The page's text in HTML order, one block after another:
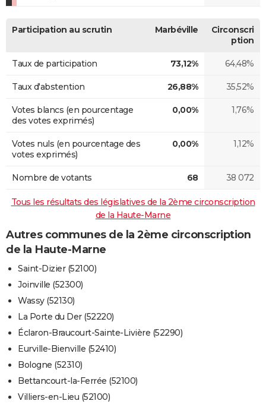
Participation au scrutin Marbéville
Circonscri
ption
Taux de participation 73,12% 64,48%
Taux d'abstention 26,88% 35,52%
Votes blancs (en pourcentage
des votes exprimés)
0,00% 1,76%
Votes nuls (en pourcentage des
votes exprimés)
0,00% 1,12%
Nombre de votants 68 38 072
Tous les résultats des législatives de la 2ème circonscription
de la Haute-Marne
Autres communes de la 2ème circonscription
de la Haute-Marne
Saint-Dizier (52100)
Joinville (52300)
Wassy (52130)
La Porte du Der (52220)
Éclaron-Braucourt-Sainte-Livière (52290)
Eurville-Bienville (52410)
Bologne (52310)
Bettancourt-la-Ferrée (52100)
Villiers-en-Lieu (52100)